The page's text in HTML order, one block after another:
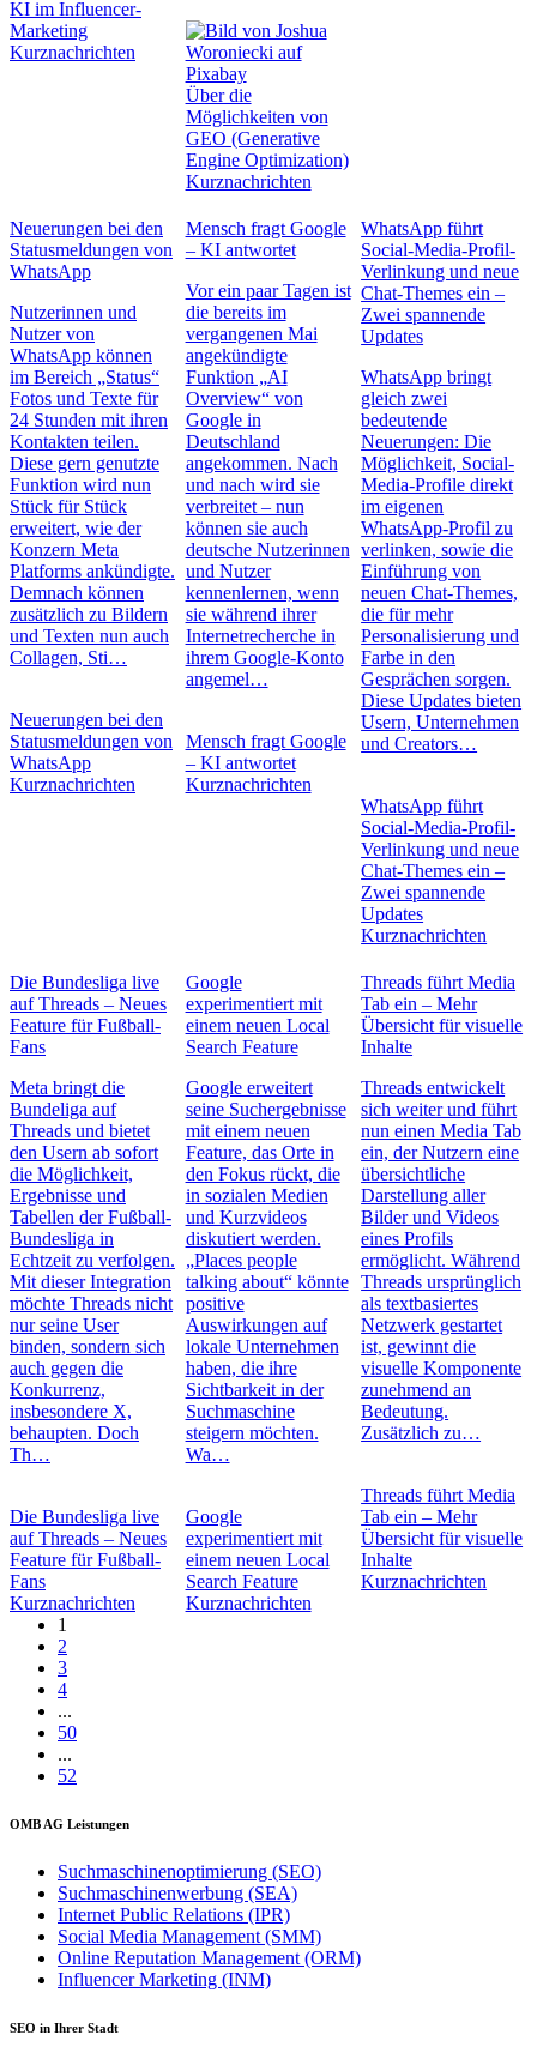
KI im Influencer-
Marketing
Kurznachrichten
Über die
Möglichkeiten von
GEO (Generative
Engine Optimization)
Kurznachrichten
Neuerungen bei den
Statusmeldungen von
WhatsApp
Nutzerinnen und
Nutzer von
WhatsApp können
im Bereich „Status“
Fotos und Texte für
24 Stunden mit ihren
Kontakten teilen.
Diese gern genutzte
Funktion wird nun
Stück für Stück
erweitert, wie der
Konzern Meta
Platforms ankündigte.
Demnach können
zusätzlich zu Bildern
und Texten nun auch
Collagen, Sti…
Neuerungen bei den
Statusmeldungen von
WhatsApp
Kurznachrichten
Mensch fragt Google
– KI antwortet
Vor ein paar Tagen ist
die bereits im
vergangenen Mai
angekündigte
Funktion „AI
Overview“ von
Google in
Deutschland
angekommen. Nach
und nach wird sie
verbreitet – nun
können sie auch
deutsche Nutzerinnen
und Nutzer
kennenlernen, wenn
sie während ihrer
Internetrecherche in
ihrem Google-Konto
angemel…
Mensch fragt Google
– KI antwortet
Kurznachrichten
WhatsApp führt
Social-Media-Profil-
Verlinkung und neue
Chat-Themes ein –
Zwei spannende
Updates
WhatsApp bringt
gleich zwei
bedeutende
Neuerungen: Die
Möglichkeit, Social-
Media-Profile direkt
im eigenen
WhatsApp-Profil zu
verlinken, sowie die
Einführung von
neuen Chat-Themes,
die für mehr
Personalisierung und
Farbe in den
Gesprächen sorgen.
Diese Updates bieten
Usern, Unternehmen
und Creators…
WhatsApp führt
Social-Media-Profil-
Verlinkung und neue
Chat-Themes ein –
Zwei spannende
Updates
Kurznachrichten
Die Bundesliga live
auf Threads – Neues
Feature für Fußball-
Fans
Meta bringt die
Bundeliga auf
Threads und bietet
den Usern ab sofort
die Möglichkeit,
Ergebnisse und
Tabellen der Fußball-
Bundesliga in
Echtzeit zu verfolgen.
Mit dieser Integration
möchte Threads nicht
nur seine User
binden, sondern sich
auch gegen die
Konkurrenz,
insbesondere X,
behaupten. Doch
Th…
Die Bundesliga live
auf Threads – Neues
Feature für Fußball-
Fans
Kurznachrichten
Google
experimentiert mit
einem neuen Local
Search Feature
Google erweitert
seine Suchergebnisse
mit einem neuen
Feature, das Orte in
den Fokus rückt, die
in sozialen Medien
und Kurzvideos
diskutiert werden.
„Places people
talking about“ könnte
positive
Auswirkungen auf
lokale Unternehmen
haben, die ihre
Sichtbarkeit in der
Suchmaschine
steigern möchten.
Wa…
Google
experimentiert mit
einem neuen Local
Search Feature
Kurznachrichten
Threads führt Media
Tab ein – Mehr
Übersicht für visuelle
Inhalte
Threads entwickelt
sich weiter und führt
nun einen Media Tab
ein, der Nutzern eine
übersichtliche
Darstellung aller
Bilder und Videos
eines Profils
ermöglicht. Während
Threads ursprünglich
als textbasiertes
Netzwerk gestartet
ist, gewinnt die
visuelle Komponente
zunehmend an
Bedeutung.
Zusätzlich zu…
Threads führt Media
Tab ein – Mehr
Übersicht für visuelle
Inhalte
Kurznachrichten
1
2
3
4
...
50
...
52
OMB AG Leistungen
Suchmaschinenoptimierung (SEO)
Suchmaschinenwerbung (SEA)
Internet Public Relations (IPR)
Social Media Management (SMM)
Online Reputation Management (ORM)
Influencer Marketing (INM)
SEO in Ihrer Stadt